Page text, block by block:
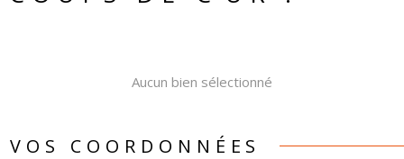
Aucun bien sélectionné
VOS COORDONNÉES